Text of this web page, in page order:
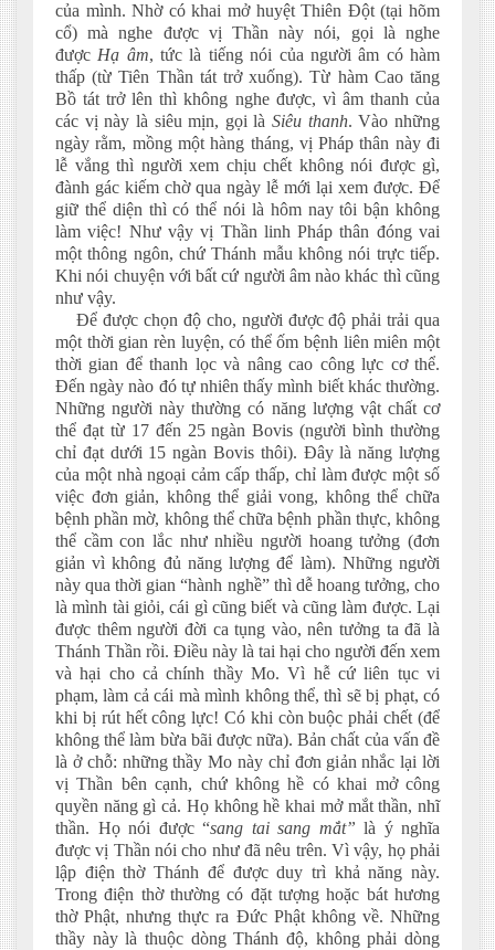
của mình. Nhờ có khai mở huyệt Thiên Đột (tại hõm
cổ) mà nghe được vị Thần này nói, gọi là nghe
được Hạ âm, tức là tiếng nói của người âm có hàm
thấp (từ Tiên Thần tát trở xuống). Từ hàm Cao tăng
Bồ tát trở lên thì không nghe được, vì âm thanh của
các vị này là siêu mịn, gọi làSiêu thanh. Vào những
ngày rằm, mồng một hàng tháng, vị Pháp thân này đi
lễ vắng thì người xem chịu chết không nói được gì,
đành gác kiếm chờ qua ngày lễ mới lại xem được. Để
giữ thể diện thì có thể nói là hôm nay tôi bận không
làm việc! Như vậy vị Thần linh Pháp thân đóng vai
một thông ngôn, chứ Thánh mẫu không nói trực tiếp.
Khi nói chuyện với bất cứ người âm nào khác thì cũng
như vậy.
Để được chọn độ cho, người được độ phải trải qua
một thời gian rèn luyện, có thể ốm bệnh liên miên một
thời gian để thanh lọc và nâng cao công lực cơ thể.
Đến ngày nào đó tự nhiên thấy mình biết khác thường.
Những người này thường có năng lượng vật chất cơ
thể đạt từ 17 đến 25 ngàn Bovis (người bình thường
chỉ đạt dưới 15 ngàn Bovis thôi). Đây là năng lượng
của một nhà ngoại cảm cấp thấp, chỉ làm được một số
việc đơn giản, không thể giải vong, không thể chữa
bệnh phần mờ, không thể chữa bệnh phần thực, không
thể cầm con lắc như nhiều người hoang tưởng (đơn
giản vì không đủ năng lượng để làm). Những người
này qua thời gian “hành nghề” thì dễ hoang tưởng, cho
là mình tài giỏi, cái gì cũng biết và cũng làm được. Lại
được thêm người đời ca tụng vào, nên tưởng ta đã là
Thánh Thần rồi. Điều này là tai hại cho người đến xem
và hại cho cả chính thầy Mo. Vì hễ cứ liên tục vi
phạm, làm cả cái mà mình không thể, thì sẽ bị phạt, có
khi bị rút hết công lực! Có khi còn buộc phải chết (để
không thể làm bừa bãi được nữa). Bản chất của vấn đề
là ở chỗ: những thầy Mo này chỉ đơn giản nhắc lại lời
vị Thần bên cạnh, chứ không hề có khai mở công
quyền năng gì cả. Họ không hề khai mở mắt thần, nhĩ
thần. Họ nói được “sang tai sang mắt” là ý nghĩa
được vị Thần nói cho như đã nêu trên. Vì vậy, họ phải
lập điện thờ Thánh để được duy trì khả năng này.
Trong điện thờ thường có đặt tượng hoặc bát hương
thờ Phật, nhưng thực ra Đức Phật không về. Những
thầy này là thuộc dòng Thánh độ, không phải dòng